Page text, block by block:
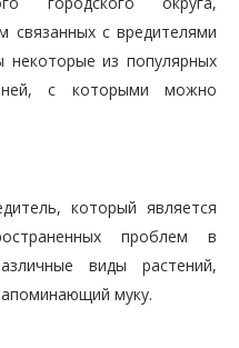
связанных с вредителями
из популярных
с которыми можно
который является
проблем в
виды растений,
муку.